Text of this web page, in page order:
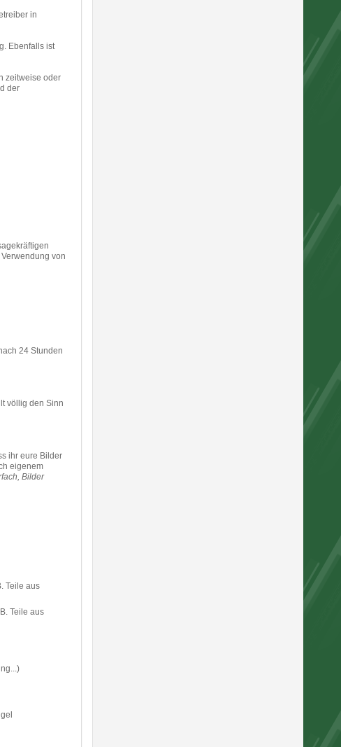
in
Ebenfalls ist
zeitweise oder
der
von
24 Stunden
völlig den Sinn
ihr eure Bilder
eigenem
Bilder
Teile aus
Teile aus